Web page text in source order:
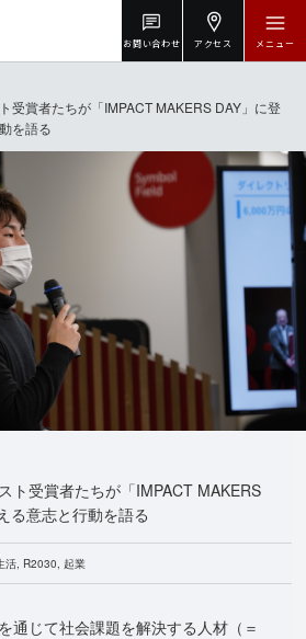
お問い合わせ アクセス メニュー
受賞者たちが「IMPACT MAKERS DAY」に登
を語る
ト受賞者たちが「IMPACT MAKERS
る意志と行動を語る
活 R2030 起業
通じて社会課題を解決する人材（＝